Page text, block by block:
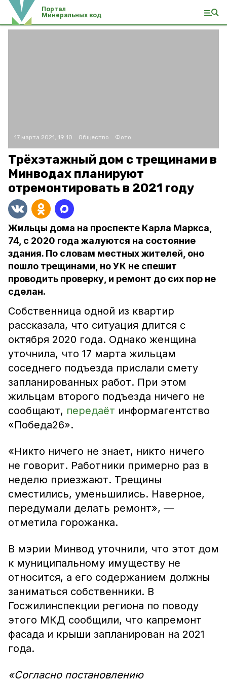
Портал
Минеральных вод
17 марта 2021, 19:10 Общество Фото:
Трёхэтажный дом с трещинами в
Минводах планируют
отремонтировать в 2021 году
Жильцы дома на проспекте Карла Маркса,
74, с 2020 года жалуются на состояние
здания. По словам местных жителей, оно
пошло трещинами, но УК не спешит
проводить проверку, и ремонт до сих пор не
сделан.
Собственница одной из квартир
рассказала, что ситуация длится с
октября 2020 года. Однако женщина
уточнила, что 17 марта жильцам
соседнего подъезда прислали смету
запланированных работ. При этом
жильцам второго подъезда ничего не
сообщают, передаёт информагентство
«Победа26».
«Никто ничего не знает, никто ничего
не говорит. Работники примерно раз в
неделю приезжают. Трещины
сместились, уменьшились. Наверное,
передумали делать ремонт», —
отметила горожанка.
В мэрии Минвод уточнили, что этот дом
к муниципальному имуществу не
относится, а его содержанием должны
заниматься собственники. В
Госжилинспекции региона по поводу
этого МКД сообщили, что капремонт
фасада и крыши запланирован на 2021
года.
«Согласно постановлению